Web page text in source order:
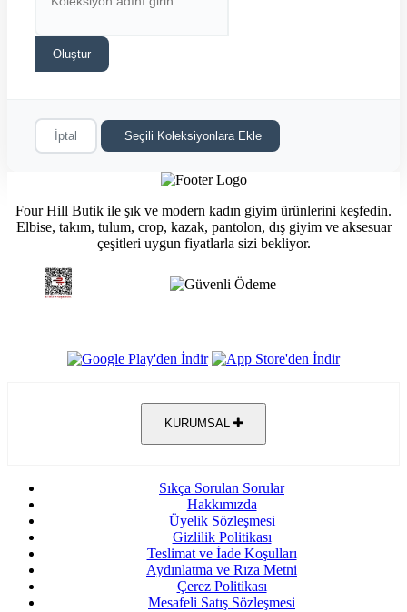
Oluştur
İptal Seçili Koleksiyonlara Ekle
Four Hill Butik ile şık ve modern kadın giyim ürünlerini keşfedin.
Elbise, takım, tulum, crop, kazak, pantolon, dış giyim ve aksesuar
çeşitleri uygun fiyatlarla sizi bekliyor.
KURUMSAL
Sıkça Sorulan Sorular
Hakkımızda
Üyelik Sözleşmesi
Gizlilik Politikası
Teslimat ve İade Koşulları
Aydınlatma ve Rıza Metni
Çerez Politikası
Mesafeli Satış Sözleşmesi